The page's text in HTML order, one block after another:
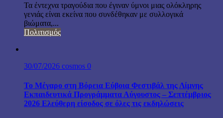
Τα έντεχνα τραγούδια που έγιναν ύμνοι μιας ολόκληρης
γενιάς είναι εκείνα που συνδέθηκαν με συλλογικά
βιώματα,...
Πολιτισμός
30/07/2026 cosmos 0
Το Μέγαρο στη Βόρεια Εύβοια Φεστιβάλ της Λίμνης
Εκπαιδευτικά Προγράμματα Αύγουστος – Σεπτέμβριος
2026 Ελεύθερη είσοδος σε όλες τις εκδηλώσεις